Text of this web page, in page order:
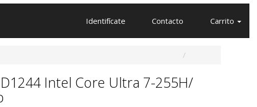
Identifícate Contacto Carrito
Intel Core Ultra 7-255H/